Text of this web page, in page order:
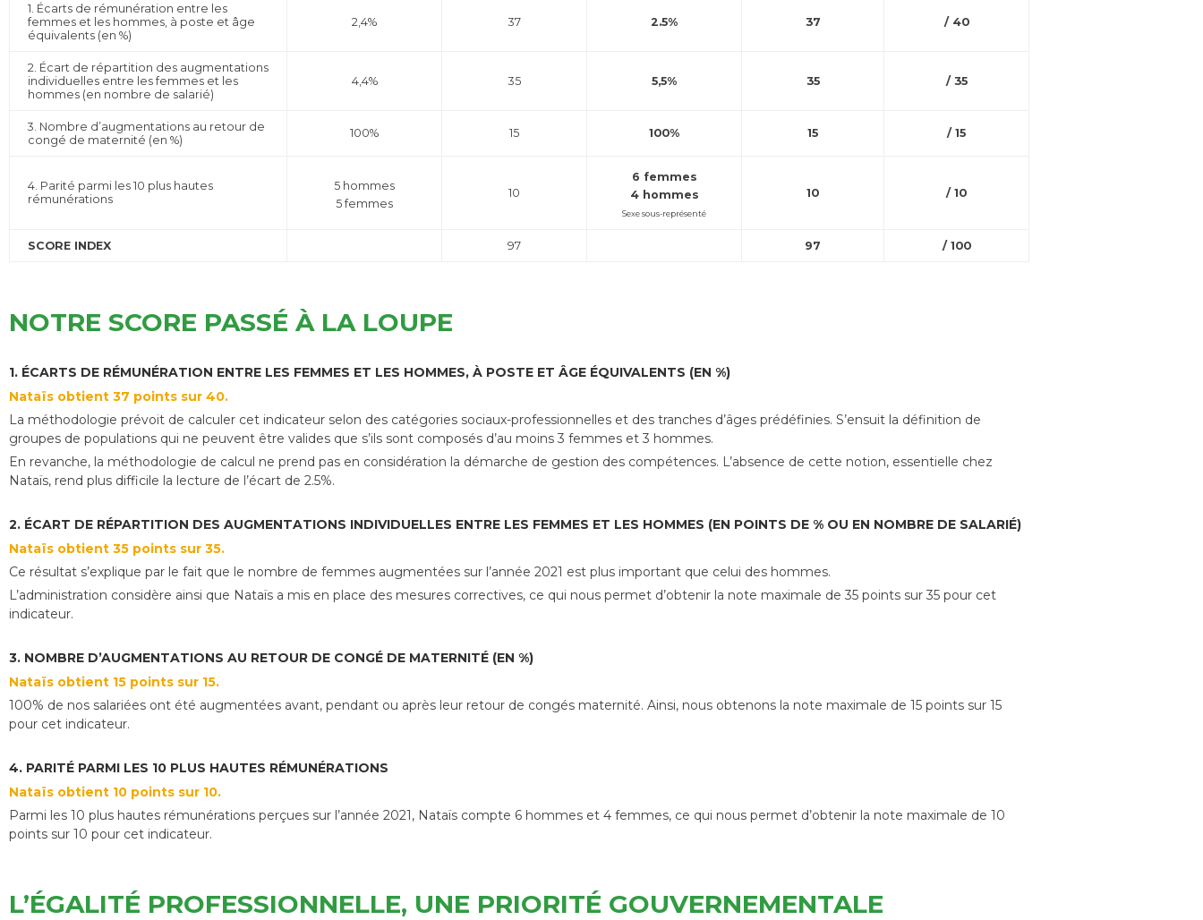
1. Écarts de rémunération entre les
femmes et les hommes, à poste et âge
équivalents (en %)
2,4% 37 2.5% 37 / 40
2. Écart de répartition des augmentations
individuelles entre les femmes et les
hommes (en nombre de salarié)
4,4% 35 5,5% 35 / 35
3. Nombre d’augmentations au retour de
congé de maternité (en %)
100% 15 100% 15 / 15
4. Parité parmi les 10 plus hautes
rémunérations
5 hommes
5 femmes
10
6 femmes
4 hommes
Sexe sous-représenté
10 / 10
SCORE INDEX 97 97 / 100
NOTRE SCORE PASSÉ À LA LOUPE
1. ÉCARTS DE RÉMUNÉRATION ENTRE LES FEMMES ET LES HOMMES, À POSTE ET ÂGE ÉQUIVALENTS (EN %)
Nataïs obtient 37 points sur 40.
La méthodologie prévoit de calculer cet indicateur selon des catégories sociaux-professionnelles et des tranches d’âges prédéfinies. S’ensuit la définition de
groupes de populations qui ne peuvent être valides que s’ils sont composés d’au moins 3 femmes et 3 hommes.
En revanche, la méthodologie de calcul ne prend pas en considération la démarche de gestion des compétences. L’absence de cette notion, essentielle chez
Nataïs, rend plus difficile la lecture de l’écart de 2.5%.
2. ÉCART DE RÉPARTITION DES AUGMENTATIONS INDIVIDUELLES ENTRE LES FEMMES ET LES HOMMES (EN POINTS DE % OU EN NOMBRE DE SALARIÉ)
Nataïs obtient 35 points sur 35.
Ce résultat s’explique par le fait que le nombre de femmes augmentées sur l’année 2021 est plus important que celui des hommes.
L’administration considère ainsi que Nataïs a mis en place des mesures correctives, ce qui nous permet d’obtenir la note maximale de 35 points sur 35 pour cet
indicateur.
3. NOMBRE D’AUGMENTATIONS AU RETOUR DE CONGÉ DE MATERNITÉ (EN %)
Nataïs obtient 15 points sur 15.
100% de nos salariées ont été augmentées avant, pendant ou après leur retour de congés maternité. Ainsi, nous obtenons la note maximale de 15 points sur 15
pour cet indicateur.
4. PARITÉ PARMI LES 10 PLUS HAUTES RÉMUNÉRATIONS
Nataïs obtient 10 points sur 10.
Parmi les 10 plus hautes rémunérations perçues sur l’année 2021, Nataïs compte 6 hommes et 4 femmes, ce qui nous permet d’obtenir la note maximale de 10
points sur 10 pour cet indicateur.
L’ÉGALITÉ PROFESSIONNELLE, UNE PRIORITÉ GOUVERNEMENTALE